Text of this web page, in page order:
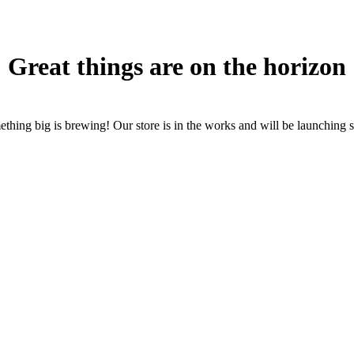
Great things are on the horizon
big is brewing! Our store is in the works and will be launching